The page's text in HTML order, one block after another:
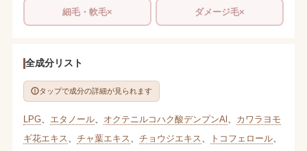
細毛・軟毛× ダメージ毛×
全成分リスト
タップで成分の詳細が見られます
LPG、 エタノール、 オクテニルコハク酸デンプンAl
カワラヨモ
ギ花エキス
チャ葉エキス チョウジエキス トコフェロール、